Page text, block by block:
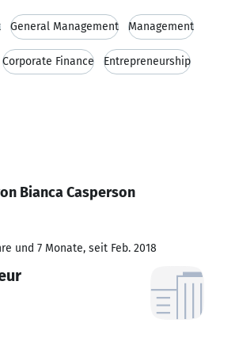
General Management Management
Corporate Finance Entrepreneurship
Bianca Casperson
und 7 Monate, seit Feb. 2018